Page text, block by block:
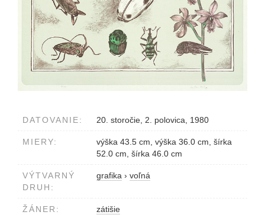
DATOVANIE: 20. storočie, 2. polovica, 1980
MIERY:
výška 43.5 cm, výška 36.0 cm, šírka
52.0 cm, šírka 46.0 cm
VÝTVARNÝ
DRUH:
grafika › voľná
ŽÁNER: zátišie